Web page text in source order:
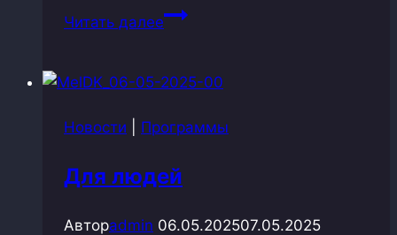
Читать далееАвтомобили
Новости Программы
Для людей
Авторadmin 06.05.202507.05.2025